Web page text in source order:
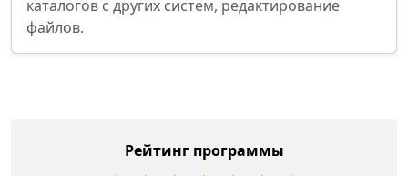
каталогов с других систем, редактирование
файлов.
Рейтинг программы